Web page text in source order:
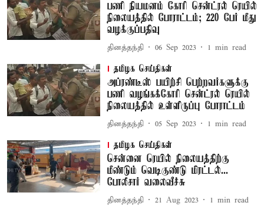
பணி நியமனம் கோரி சென்ட்ரல் ரெயில்
நிலையத்தில் போராட்டம்; 220 பேர் மீது
வழக்குப்பதிவு
தினத்தந்தி 06 Sep 2023 1 min read
தமிழக செய்திகள்
அப்ரண்டீஸ் பயிற்சி பெற்றவர்களுக்கு
பணி வழங்கக்கோரி சென்ட்ரல் ரெயில்
நிலையத்தில் உள்ளிருப்பு போராட்டம்
தினத்தந்தி 05 Sep 2023 1 min read
தமிழக செய்திகள்
சென்னை ரெயில் நிலையத்திற்கு
மீண்டும் வெடிகுண்டு மிரட்டல்...
போலீசார் வலைவீச்சு
தினத்தந்தி 21 Aug 2023 1 min read